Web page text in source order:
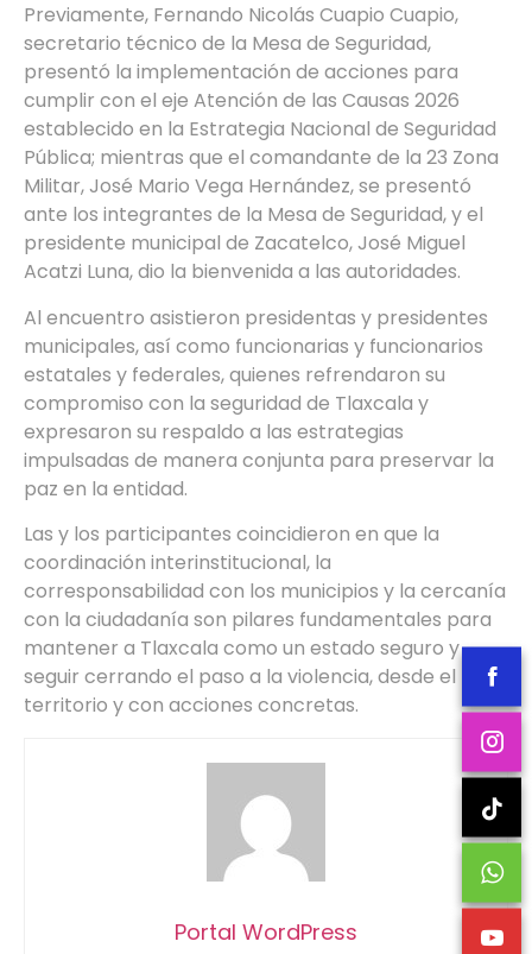
Previamente, Fernando Nicolás Cuapio Cuapio,
secretario técnico de la Mesa de Seguridad,
presentó la implementación de acciones para
cumplir con el eje Atención de las Causas 2026
establecido en la Estrategia Nacional de Seguridad
Pública; mientras que el comandante de la 23 Zona
Militar, José Mario Vega Hernández, se presentó
ante los integrantes de la Mesa de Seguridad, y el
presidente municipal de Zacatelco, José Miguel
Acatzi Luna, dio la bienvenida a las autoridades.
Al encuentro asistieron presidentas y presidentes
municipales, así como funcionarias y funcionarios
estatales y federales, quienes refrendaron su
compromiso con la seguridad de Tlaxcala y
expresaron su respaldo a las estrategias
impulsadas de manera conjunta para preservar la
paz en la entidad.
Las y los participantes coincidieron en que la
coordinación interinstitucional, la
corresponsabilidad con los municipios y la cercanía
con la ciudadanía son pilares fundamentales para
mantener a Tlaxcala como un estado seguro y
seguir cerrando el paso a la violencia, desde el
territorio y con acciones concretas.
Portal WordPress